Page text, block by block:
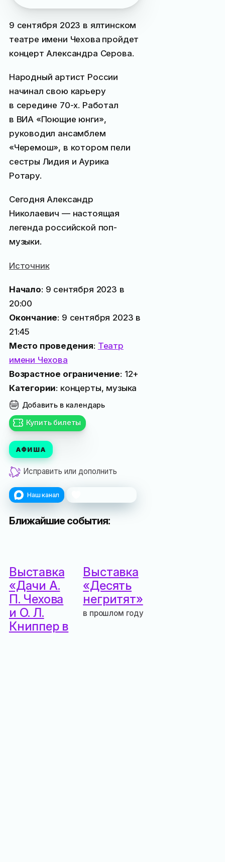
9 сентября 2023 в ялтинском
театре имени Чехова пройдет
концерт Александра Серова.
Народный артист России
начинал свою карьеру
в середине 70-х. Работал
в ВИА «Поющие юнги»,
руководил ансамблем
«Черемош», в котором пели
сестры Лидия и Аурика
Ротару.
Сегодня Александр
Николаевич — настоящая
легенда российской поп-
музыки.
Источник
Начало: 9 сентября 2023 в
20:00
Окончание: 9 сентября 2023 в
21:45
Место проведения: Театр
имени Чехова
Возрастное ограничение: 12+
Категории: концерты, музыка
Добавить в календарь
Купить билеты
АФИША
Исправить или дополнить
Наш канал
Ближайшие события:
Выставка
«Дачи А.
П. Чехова
и О. Л.
Книппер в
Выставка
«Десять
негритят»
в прошлом году